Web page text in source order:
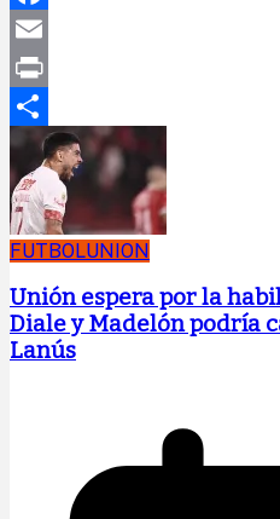
Facebook
Email
Print
Compartir
FUTBOLUNION
Unión espera por la
Diale y Madelón podría
Lanús